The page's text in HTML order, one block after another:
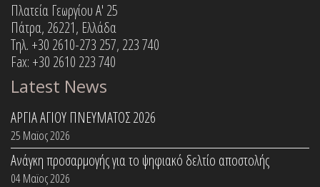
Πλατεία Γεωργίου Α' 25
Πάτρα, 26221, Ελλάδα
Τηλ. +30 2610-273 257, 223 740
Fax: +30 2610 223 740
Latest News
ΑΡΓΙΑ ΑΓΙΟΥ ΠΝΕΥΜΑΤΟΣ 2026
25 Μαϊος 2026
Ανάγκη προσαρμογής για το ψηφιακό δελτίο αποστολής
04 Μαϊος 2026